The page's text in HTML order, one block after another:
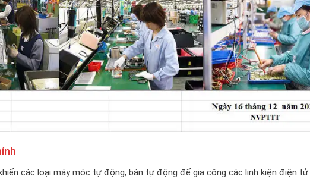
các loại máy móc tự động, bán tự động để gia công các linh kiện điện tử.